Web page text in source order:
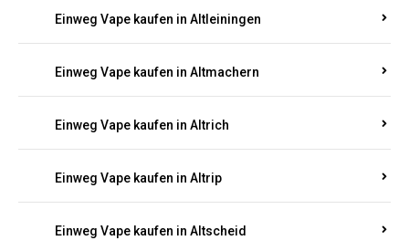
Einweg Vape kaufen in Altleiningen
Einweg Vape kaufen in Altmachern
Einweg Vape kaufen in Altrich
Einweg Vape kaufen in Altrip
Einweg Vape kaufen in Altscheid